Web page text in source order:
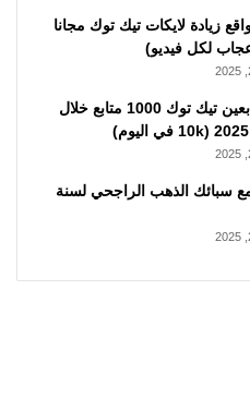
زيادة لايكات تيك توك مجانا
زيادة متابعين تيك توك 1000 متابع خلال
سبائك الذهب الراجحي لسنة